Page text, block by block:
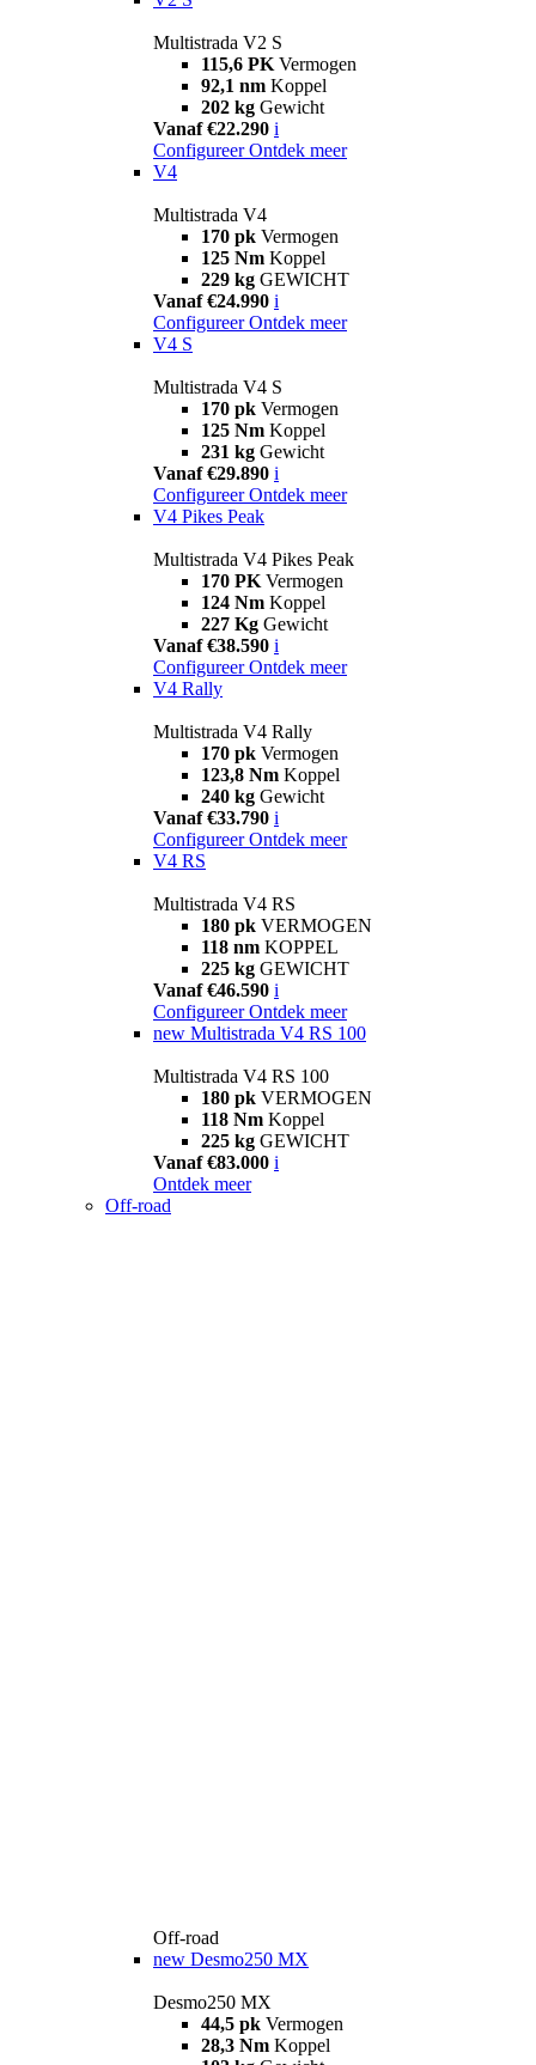
Multistrada V2 S
115,6 PK Vermogen
92,1 nm Koppel
202 kg Gewicht
Vanaf €22.290 i
Configureer Ontdek meer
V4
Multistrada V4
170 pk Vermogen
125 Nm Koppel
229 kg GEWICHT
Vanaf €24.990 i
Configureer Ontdek meer
V4 S
Multistrada V4 S
170 pk Vermogen
125 Nm Koppel
231 kg Gewicht
Vanaf €29.890 i
Configureer Ontdek meer
V4 Pikes Peak
Multistrada V4 Pikes Peak
170 PK Vermogen
124 Nm Koppel
227 Kg Gewicht
Vanaf €38.590 i
Configureer Ontdek meer
V4 Rally
Multistrada V4 Rally
170 pk Vermogen
123,8 Nm Koppel
240 kg Gewicht
Vanaf €33.790 i
Configureer Ontdek meer
V4 RS
Multistrada V4 RS
180 pk VERMOGEN
118 nm KOPPEL
225 kg GEWICHT
Vanaf €46.590 i
Configureer Ontdek meer
new Multistrada V4 RS 100
Multistrada V4 RS 100
180 pk VERMOGEN
118 Nm Koppel
225 kg GEWICHT
Vanaf €83.000 i
Ontdek meer
Off-road
Off-road
new Desmo250 MX
Desmo250 MX
44,5 pk Vermogen
28,3 Nm Koppel